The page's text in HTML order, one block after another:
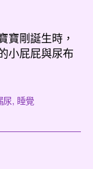
寶剛誕生時，
小屁屁與尿布
尿, 睡覺